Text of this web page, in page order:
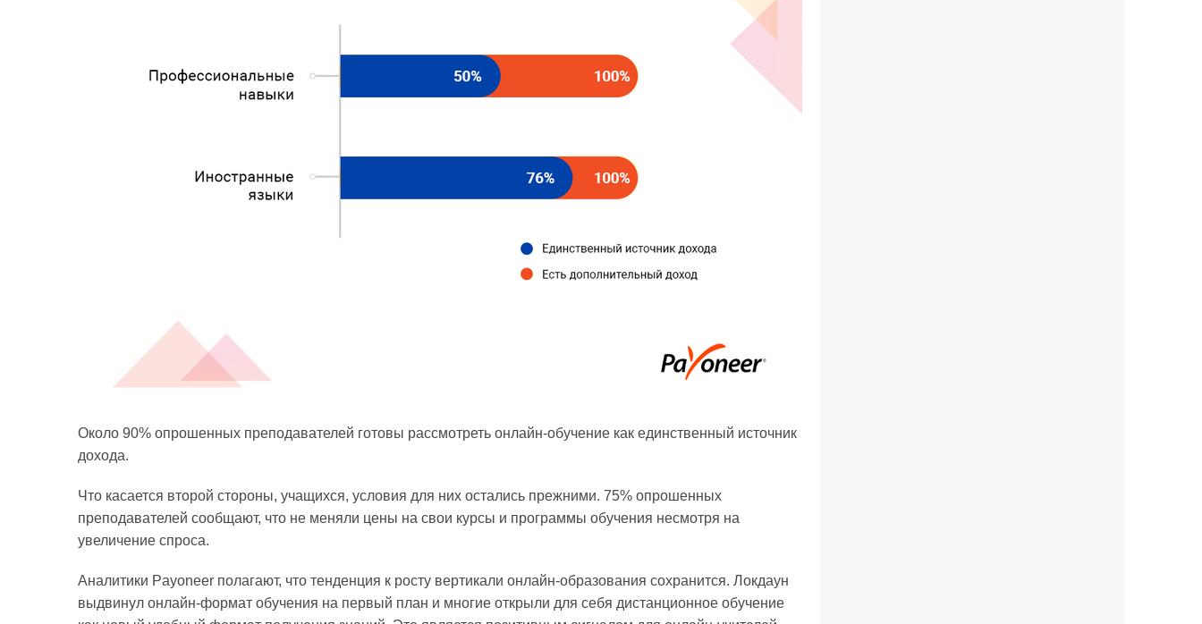
Около 90% опрошенных преподавателей готовы рассмотреть онлайн-обучение как единственный источник
дохода.
Что касается второй стороны, учащихся, условия для них остались прежними. 75% опрошенных
преподавателей сообщают, что не меняли цены на свои курсы и программы обучения несмотря на
увеличение спроса.
Аналитики Payoneer полагают, что тенденция к росту вертикали онлайн-образования сохранится. Локдаун
выдвинул онлайн-формат обучения на первый план и многие открыли для себя дистанционное обучение